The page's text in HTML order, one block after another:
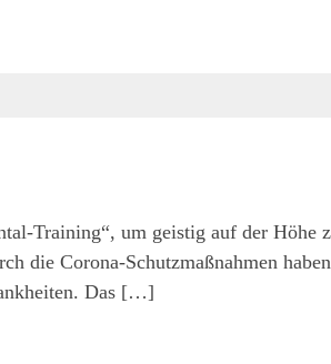
Training“, um geistig auf der Höhe
die Corona-Schutzmaßnahmen
Das […]